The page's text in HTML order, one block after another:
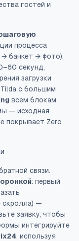
гостей и
процесса
банкет → фото).
секунд,
загрузки
с большим
всем блокам
— исходная
покрывает Zero
связи.
: первый
скролла) —
заявку, чтобы
интегрируйте
, используя